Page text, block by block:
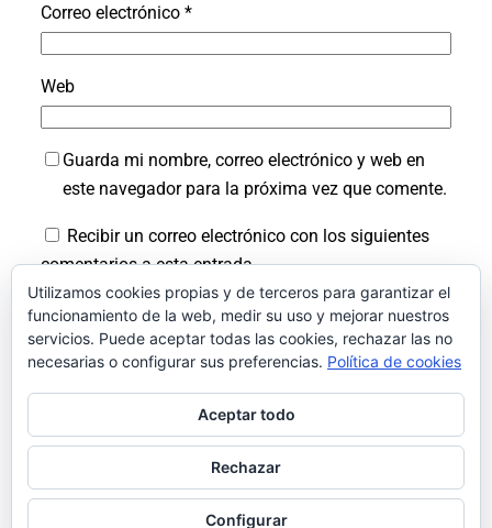
Correo electrónico *
Web
Guarda mi nombre, correo electrónico y web en
este navegador para la próxima vez que comente.
Recibir un correo electrónico con los siguientes
comentarios a esta entrada.
Recibir un correo electrónico con cada nueva
entrada.
Facebook
Instagram
LinkedIn
X Bluesky
Pinterest
Utilizamos cookies propias y de terceros para garantizar el
funcionamiento de la web, medir su uso y mejorar nuestros
servicios. Puede aceptar todas las cookies, rechazar las no
necesarias o configurar sus preferencias. Política de cookies
Aceptar todo
Rechazar
Configurar